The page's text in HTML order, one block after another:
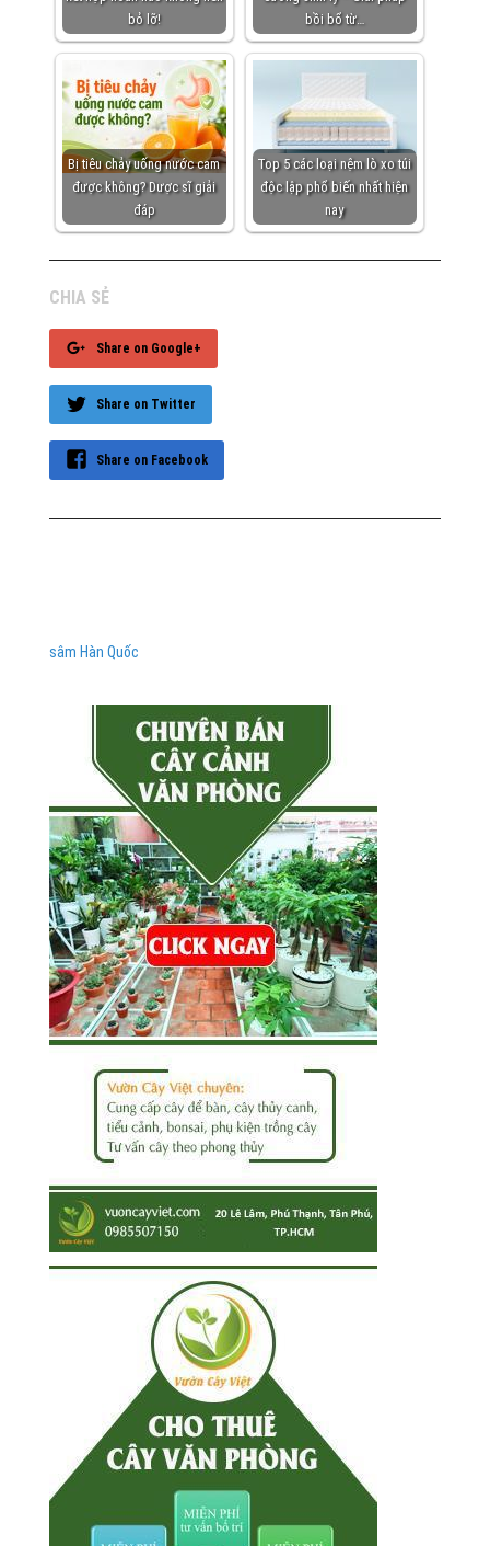
bỏ lỡ!
bồi bổ từ…
Bị tiêu chảy uống nước cam
được không? Dược sĩ giải
đáp
Top 5 các loại nệm lò xo túi
độc lập phổ biến nhất hiện
nay
CHIA SẺ
Share on Google+
Share on Twitter
Share on Facebook
sâm Hàn Quốc